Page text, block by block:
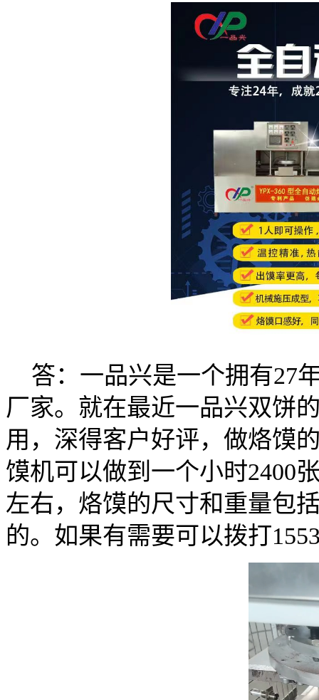
答：一品兴是一个拥有27
厂家。就在最近一品兴双饼
用，深得客户好评，做烙馍
馍机可以做到一个小时2400
左右，烙馍的尺寸和重量包
的。如果有需要可以拨打